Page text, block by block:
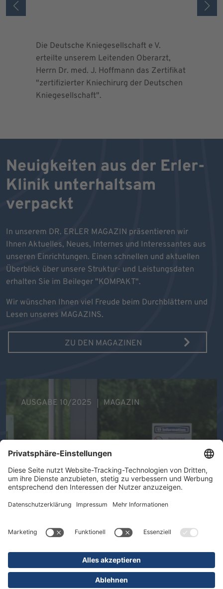
Die Deutsche Kniegesellschaft e V.
erteilte unserem Leitenden Oberarzt,
Herrn Dr. med. J. Hoffmann das Zertifikat
"zertifizierter Kniechirurg der Deutschen
Kniegesellschaft".
Neuigkeiten aus der Erler-
Klinik unterhaltsam
verpackt
In unserem DR. ERLER MAGAZIN präsentieren wir
Ihnen Aktuelles, Neues, Internes und Interessantes aus
unseren Einrichtungen. Einen schnellen und aktuellen
Überblick über unsere Struktur- und Leistungsdaten
erhalten Sie im Beileger "KOMPAKT".
Wir wünschen Ihnen viel Freude beim Durchblättern und
Lesen unseres MAGAZINS.
ZU DEN MAGAZINEN
AUSGABE 10/2025 MAGAZIN